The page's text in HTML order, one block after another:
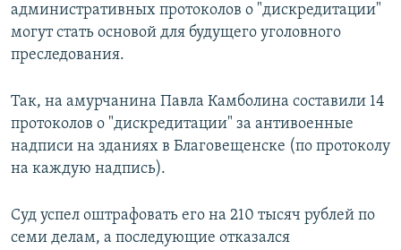
административных протоколов о "дискредитации"
могут стать основой для будущего уголовного
преследования.
Так, на амурчанина Павла Камболина составили 14
протоколов о "дискредитации" за антивоенные
надписи на зданиях в Благовещенске (по протоколу
на каждую надпись).
Суд успел оштрафовать его на 210 тысяч рублей по
семи делам, а последующие отказался